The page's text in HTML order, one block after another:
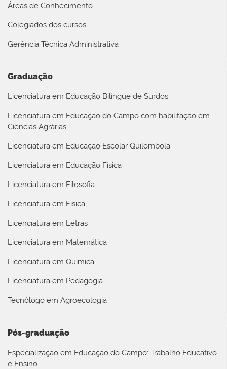
Áreas de Conhecimento
Colegiados dos cursos
Gerência Técnica Administrativa
Graduação
Licenciatura em Educação Bilíngue de Surdos
Licenciatura em Educação do Campo com habilitação em
Ciências Agrárias
Licenciatura em Educação Escolar Quilombola
Licenciatura em Educação Física
Licenciatura em Filosofia
Licenciatura em Física
Licenciatura em Letras
Licenciatura em Matemática
Licenciatura em Química
Licenciatura em Pedagogia
Tecnólogo em Agroecologia
Pós-graduação
Especialização em Educação do Campo: Trabalho Educativo
e Ensino